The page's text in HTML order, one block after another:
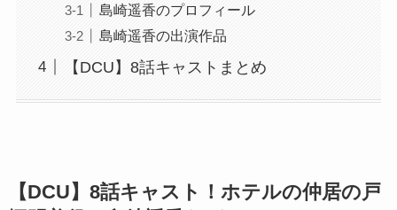
島崎遥香のプロフィール
島崎遥香の出演作品
【DCU】8話キャストまとめ
【DCU】8話キャスト！ホテルの仲居の戸